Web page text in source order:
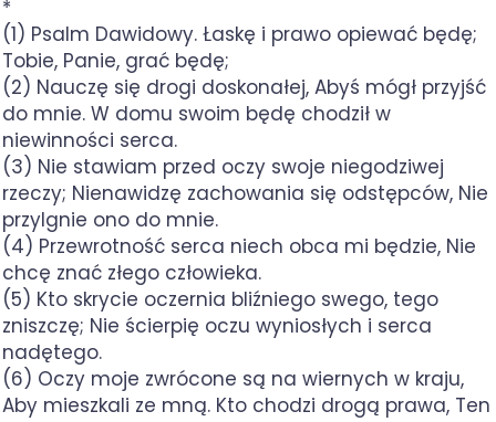
*
(1) Psalm Dawidowy. Łaskę i prawo opiewać będę;
Tobie, Panie, grać będę;
(2) Nauczę się drogi doskonałej, Abyś mógł przyjść
do mnie. W domu swoim będę chodził w
niewinności serca.
(3) Nie stawiam przed oczy swoje niegodziwej
rzeczy; Nienawidzę zachowania się odstępców, Nie
przylgnie ono do mnie.
(4) Przewrotność serca niech obca mi będzie, Nie
chcę znać złego człowieka.
(5) Kto skrycie oczernia bliźniego swego, tego
zniszczę; Nie ścierpię oczu wyniosłych i serca
nadętego.
(6) Oczy moje zwrócone są na wiernych w kraju,
Aby mieszkali ze mną. Kto chodzi drogą prawa, Ten